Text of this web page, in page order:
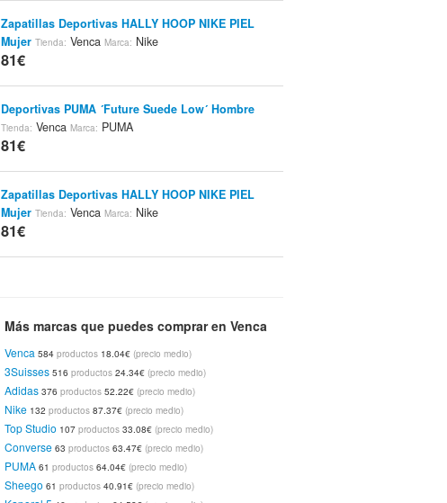
Zapatillas Deportivas HALLY HOOP NIKE PIEL
Mujer Tienda: Venca Marca: Nike
81€
Deportivas PUMA ´Future Suede Low´ Hombre
Tienda: Venca Marca: PUMA
81€
Zapatillas Deportivas HALLY HOOP NIKE PIEL
Mujer Tienda: Venca Marca: Nike
81€
81€
Zapatillas Deportivas Winning Diva De PUMA
Mujer
Venca PUMA
81€
Zapatillas Deportivas Winning Diva De PUMA
Mujer Tienda:VencaMarca:PUMA
81€
Más marcas que puedes comprar en Venca
Venca 584productos 18.04€ (precio medio)
3Suisses 516productos 24.34€ (precio medio)
Adidas 376productos 52.22€ (precio medio)
Nike 132productos 87.37€ (precio medio)
Top Studio 107productos 33.08€ (precio medio)
Converse 63productos 63.47€ (precio medio)
PUMA 61productos 64.04€ (precio medio)
Sheego 61productos 40.91€ (precio medio)